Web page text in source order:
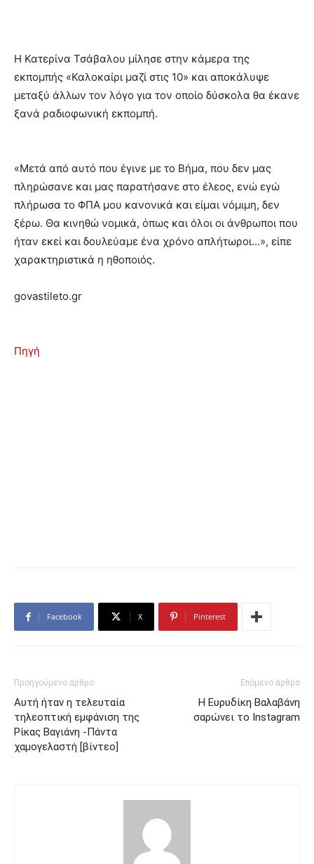
Η Κατερίνα Τσάβαλου μίλησε στην κάμερα της
εκπομπής «Καλοκαίρι μαζί στις 10» και αποκάλυψε
μεταξύ άλλων τον λόγο για τον οποίο δύσκολα θα έκανε
ξανά ραδιοφωνική εκπομπή.
«Μετά από αυτό που έγινε με το Βήμα, που δεν μας
πληρώσανε και μας παρατήσανε στο έλεος, ενώ εγώ
πλήρωσα το ΦΠΑ μου κανονικά και είμαι νόμιμη, δεν
ξέρω. Θα κινηθώ νομικά, όπως και όλοι οι άνθρωποι που
ήταν εκεί και δουλεύαμε ένα χρόνο απλήτωροι…», είπε
χαρακτηριστικά η ηθοποιός.
govastileto.gr
Πηγή
Facebook X Pinterest
Προηγούμενο άρθρο
Αυτή ήταν η τελευταία
τηλεοπτική εμφάνιση της
Ρίκας Βαγιάνη -Πάντα
χαμογελαστή [βίντεο]
Επόμενο άρθρο
Η Ευρυδίκη Βαλαβάνη
σαρώνει το Instagram